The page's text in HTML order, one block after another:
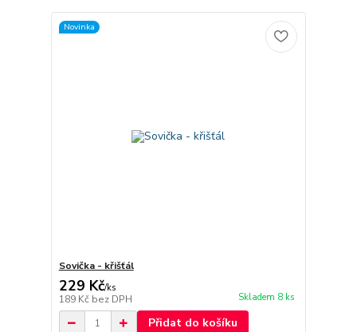
Novinka
Sovička - křišťál
229 Kč/ks
189 Kč bez DPH Skladem 8 ks
Přidat do košíku